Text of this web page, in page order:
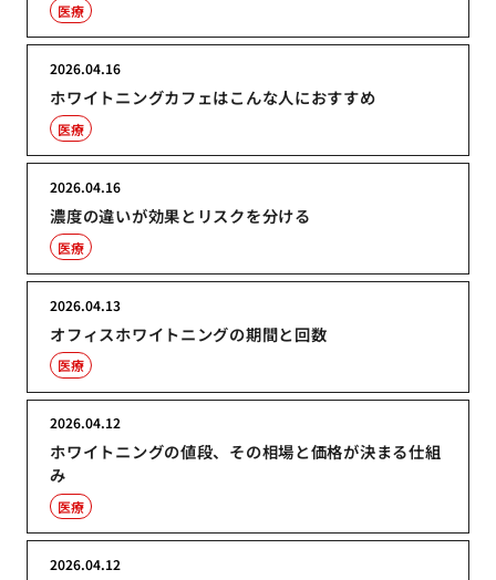
医療
ホワイトニングカフェはこんな人におすすめ
2026.04.16
医療
濃度の違いが効果とリスクを分ける
2026.04.16
医療
オフィスホワイトニングの期間と回数
2026.04.13
医療
ホワイトニングの値段、その相場と価格が決まる仕組
み
2026.04.12
医療
2026.04.12